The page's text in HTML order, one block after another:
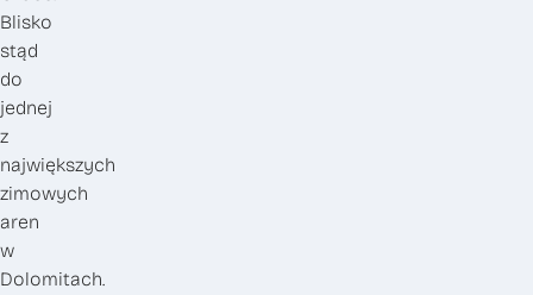
Blisko
stąd
do
jednej
z
największych
zimowych
aren
w
Dolomitach.